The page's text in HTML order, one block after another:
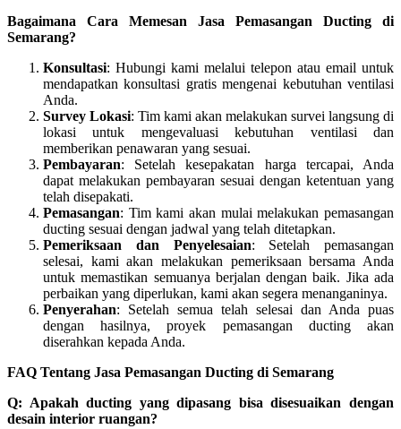
Bagaimana Cara Memesan Jasa Pemasangan Ducting di
Semarang?
Konsultasi: Hubungi kami melalui telepon atau email untuk
mendapatkan konsultasi gratis mengenai kebutuhan ventilasi
Anda.
Survey Lokasi: Tim kami akan melakukan survei langsung di
lokasi untuk mengevaluasi kebutuhan ventilasi dan
memberikan penawaran yang sesuai.
Pembayaran: Setelah kesepakatan harga tercapai, Anda
dapat melakukan pembayaran sesuai dengan ketentuan yang
telah disepakati.
Pemasangan: Tim kami akan mulai melakukan pemasangan
ducting sesuai dengan jadwal yang telah ditetapkan.
Pemeriksaan dan Penyelesaian: Setelah pemasangan
selesai, kami akan melakukan pemeriksaan bersama Anda
untuk memastikan semuanya berjalan dengan baik. Jika ada
perbaikan yang diperlukan, kami akan segera menanganinya.
Penyerahan: Setelah semua telah selesai dan Anda puas
dengan hasilnya, proyek pemasangan ducting akan
diserahkan kepada Anda.
FAQ Tentang Jasa Pemasangan Ducting di Semarang
Q: Apakah ducting yang dipasang bisa disesuaikan dengan
desain interior ruangan?